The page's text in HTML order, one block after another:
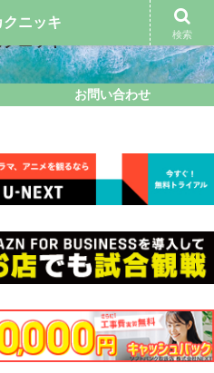
お問い合わせ
クニッキ
検索